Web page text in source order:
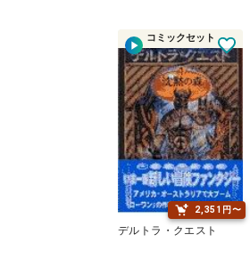
コミックセット
2,351円〜
デルトラ・クエスト